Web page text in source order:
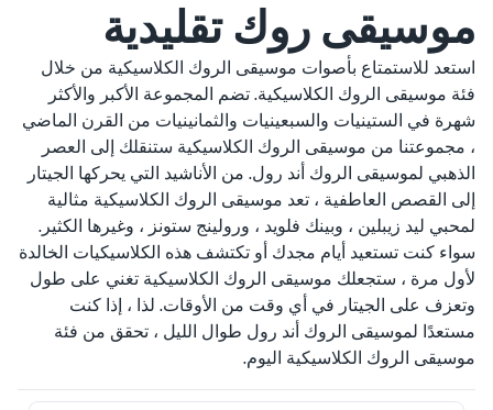
موسيقى روك تقليدية
استعد للاستمتاع بأصوات موسيقى الروك الكلاسيكية من خلال
فئة موسيقى الروك الكلاسيكية. تضم المجموعة الأكبر والأكثر
شهرة في الستينيات والسبعينيات والثمانينيات من القرن الماضي
، مجموعتنا من موسيقى الروك الكلاسيكية ستنقلك إلى العصر
الذهبي لموسيقى الروك أند رول. من الأناشيد التي يحركها الجيتار
إلى القصص العاطفية ، تعد موسيقى الروك الكلاسيكية مثالية
لمحبي ليد زيبلين ، وبينك فلويد ، ورولينج ستونز ، وغيرها الكثير.
سواء كنت تستعيد أيام مجدك أو تكتشف هذه الكلاسيكيات الخالدة
لأول مرة ، ستجعلك موسيقى الروك الكلاسيكية تغني على طول
وتعزف على الجيتار في أي وقت من الأوقات. لذا ، إذا كنت
مستعدًا لموسيقى الروك أند رول طوال الليل ، تحقق من فئة
موسيقى الروك الكلاسيكية اليوم.